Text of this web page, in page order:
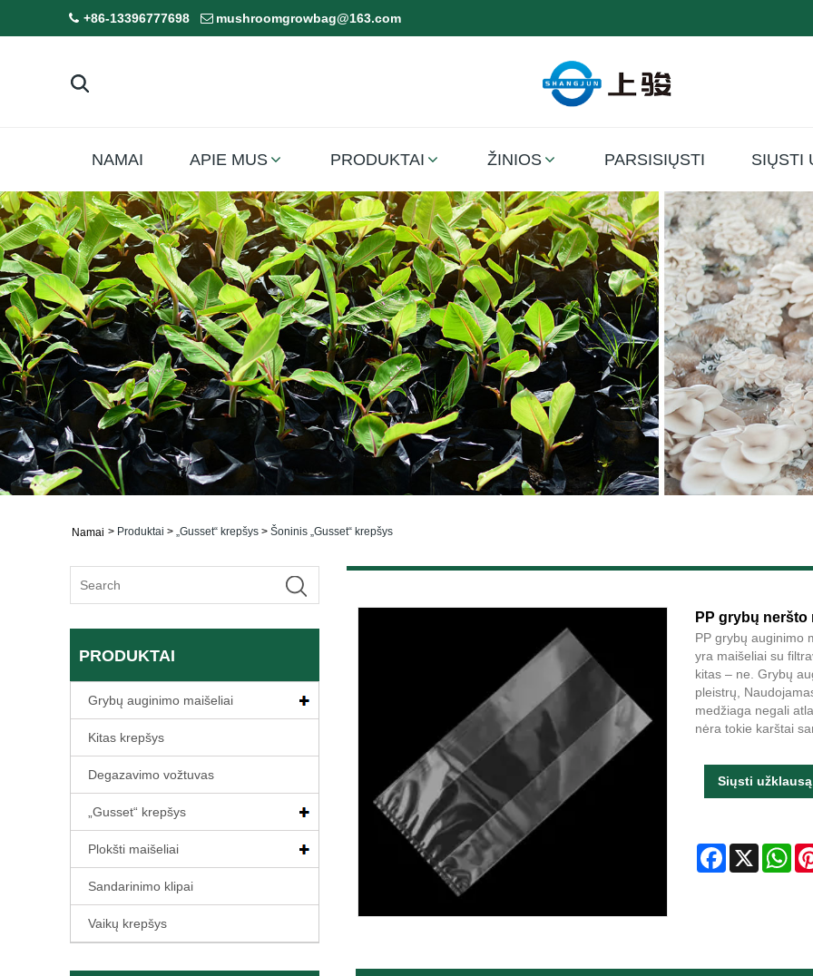
+86-13396777698 mushroomgrowbag@163.com
NAMAI APIE MUS PRODUKTAI ŽINIOS PARSISIŲSTI SIŲSTI
Namai > Produktai > „Gusset“ krepšys > Šoninis „Gusset“ krepšys
PRODUKTAI
Grybų auginimo maišeliai
Kitas krepšys
Degazavimo vožtuvas
„Gusset“ krepšys
Plokšti maišeliai
Sandarinimo klipai
Vaikų krepšys
PP grybų neršto
PP grybų auginimo
yra maišeliai su
kitas – ne. Grybų
pleistrų,
medžiaga negali
nėra tokie karštai
Siųsti užklausą
Facebook
X